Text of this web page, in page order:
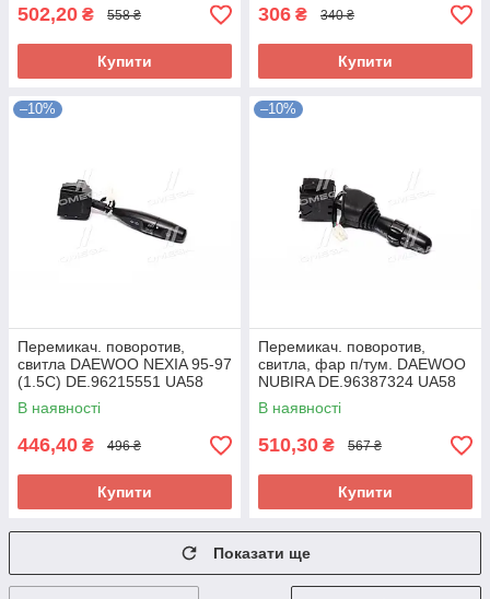
502,20 ₴ 558 ₴
Купити
306 ₴ 340 ₴
Купити
–10%
Перемикач. поворотив,
свитла DAEWOO NEXIA 95-97
(1.5C) DE.96215551 UA58
В наявності
446,40 ₴ 496 ₴
Купити
–10%
Перемикач. поворотив,
свитла, фар п/тум. DAEWOO
NUBIRA DE.96387324 UA58
В наявності
510,30 ₴ 567 ₴
Купити
Показати ще